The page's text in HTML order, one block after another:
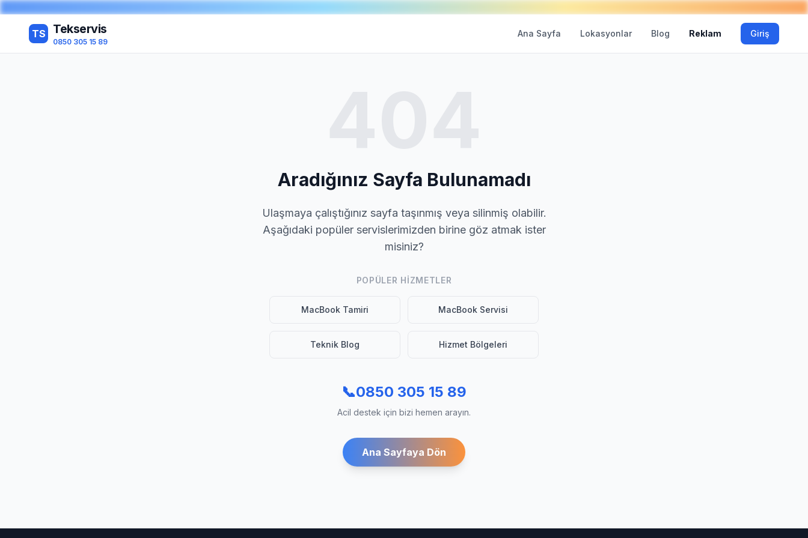
TS Tekservis
0850 305 15 89
Ana Sayfa Lokasyonlar Blog Reklam Giriş
Aradığınız Sayfa Bulunamadı
Ulaşmaya çalıştığınız sayfa taşınmış veya silinmiş olabilir.
Aşağıdaki popüler servislerimizden birine göz atmak ister
misiniz?
POPÜLER HIZMETLER
MacBook Tamiri MacBook Servisi
Teknik Blog Hizmet Bölgeleri
📞0850 305 15 89
Acil destek için bizi hemen arayın.
Ana Sayfaya Dön